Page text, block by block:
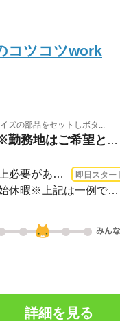
コツコツwork
の部品をセットしボタ...
石川県能美郡川北町 / ※全国に勤務地あり（沖縄を除く）※勤務地はご希望と通いやすさ...
即日〜 / 08：30～17：30※上記はシフトの一例となります。業務上必要がある場合や配属... 即日スター
＜年間休日125日＞◆完全週休2日制（土日休み）◆祝日◆年末年始休暇※上記は一例です。配...
詳細を見る